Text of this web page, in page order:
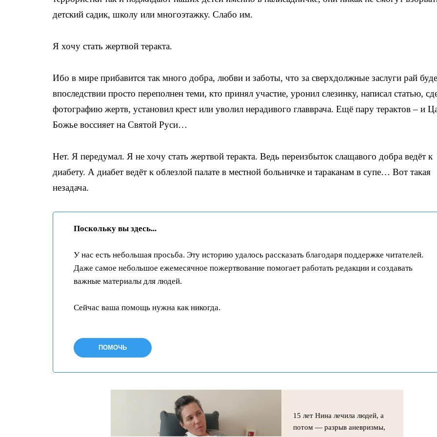
детский садик, школу или многоэтажку. Слабо им.
Я хочу стать жертвой теракта.
Ибо в мире прибавится так много добра, любви и заботы, что за сверхдолжные заслуги рай
впоследствии просто переполнен теми, кто принял участие, уронил слезинку, написал статью,
фотографию жертв, установил крест или уволил нерадивого главврача. Ещё пару терактов – и
Божье воссияет на Святой Руси…
Нет. Я передумал. Я не хочу стать жертвой теракта. Ведь переизбыток слащавого добра ведёт к
диабету. А диабет ведёт к облезлой палате в местной больничке и тараканам в супе… Вот такая
незадача.
Поскольку вы здесь...
У нас есть небольшая просьба. Эту историю удалось рассказать благодаря поддержке читателей.
Даже самое небольшое ежемесячное пожертвование помогает работать редакции и создавать
важные материалы для людей.
Сейчас ваша помощь нужна как никогда.
ПОМОЧЬ
15 лет Нина лечила людей, а
потом — разрыв аневризмы,